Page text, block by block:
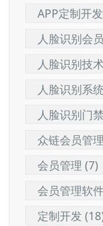
APP定制开发
人脸识别会
人脸识别技
人脸识别系
人脸识别门
众链会员管
会员管理 (7)
会员管理软
定制开发